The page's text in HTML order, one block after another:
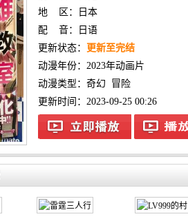
地 区：日本
配 音：日语
更新状态：
更新至完结
动漫年份： 2023年动画片
动漫类型： 奇幻
冒险
更新时间：2023-09-25 00:26